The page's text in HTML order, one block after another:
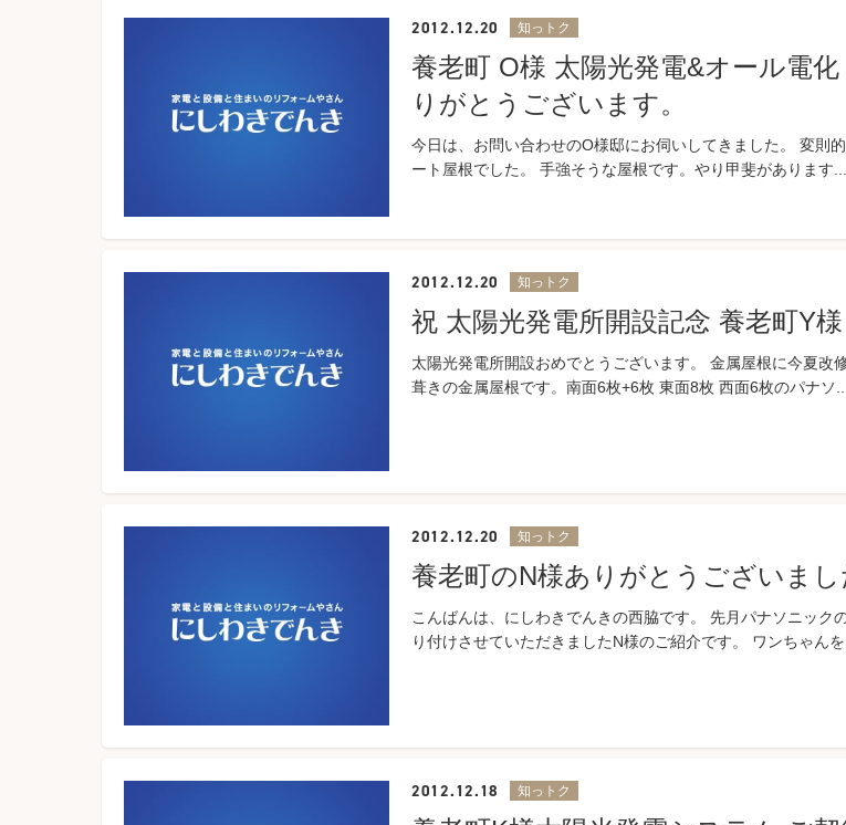
2012.12.20 知っトク
養老町 O様 太陽光発電&オール電
りがとうございます。
今日は、お問い合わせのO様邸にお伺いしてきました。 変則
ート屋根でした。 手強そうな屋根です。やり甲斐があります...
2012.12.20 知っトク
祝 太陽光発電所開設記念 養老町Y様
太陽光発電所開設おめでとうございます。 金属屋根に今夏改
葺きの金属屋根です。南面6枚+6枚 東面8枚 西面6枚のパナソ...
2012.12.20 知っトク
養老町のN様ありがとうございまし
こんばんは、にしわきでんきの西脇です。 先月パナソニック
り付けさせていただきましたN様のご紹介です。 ワンちゃんを
2012.12.18 知っトク